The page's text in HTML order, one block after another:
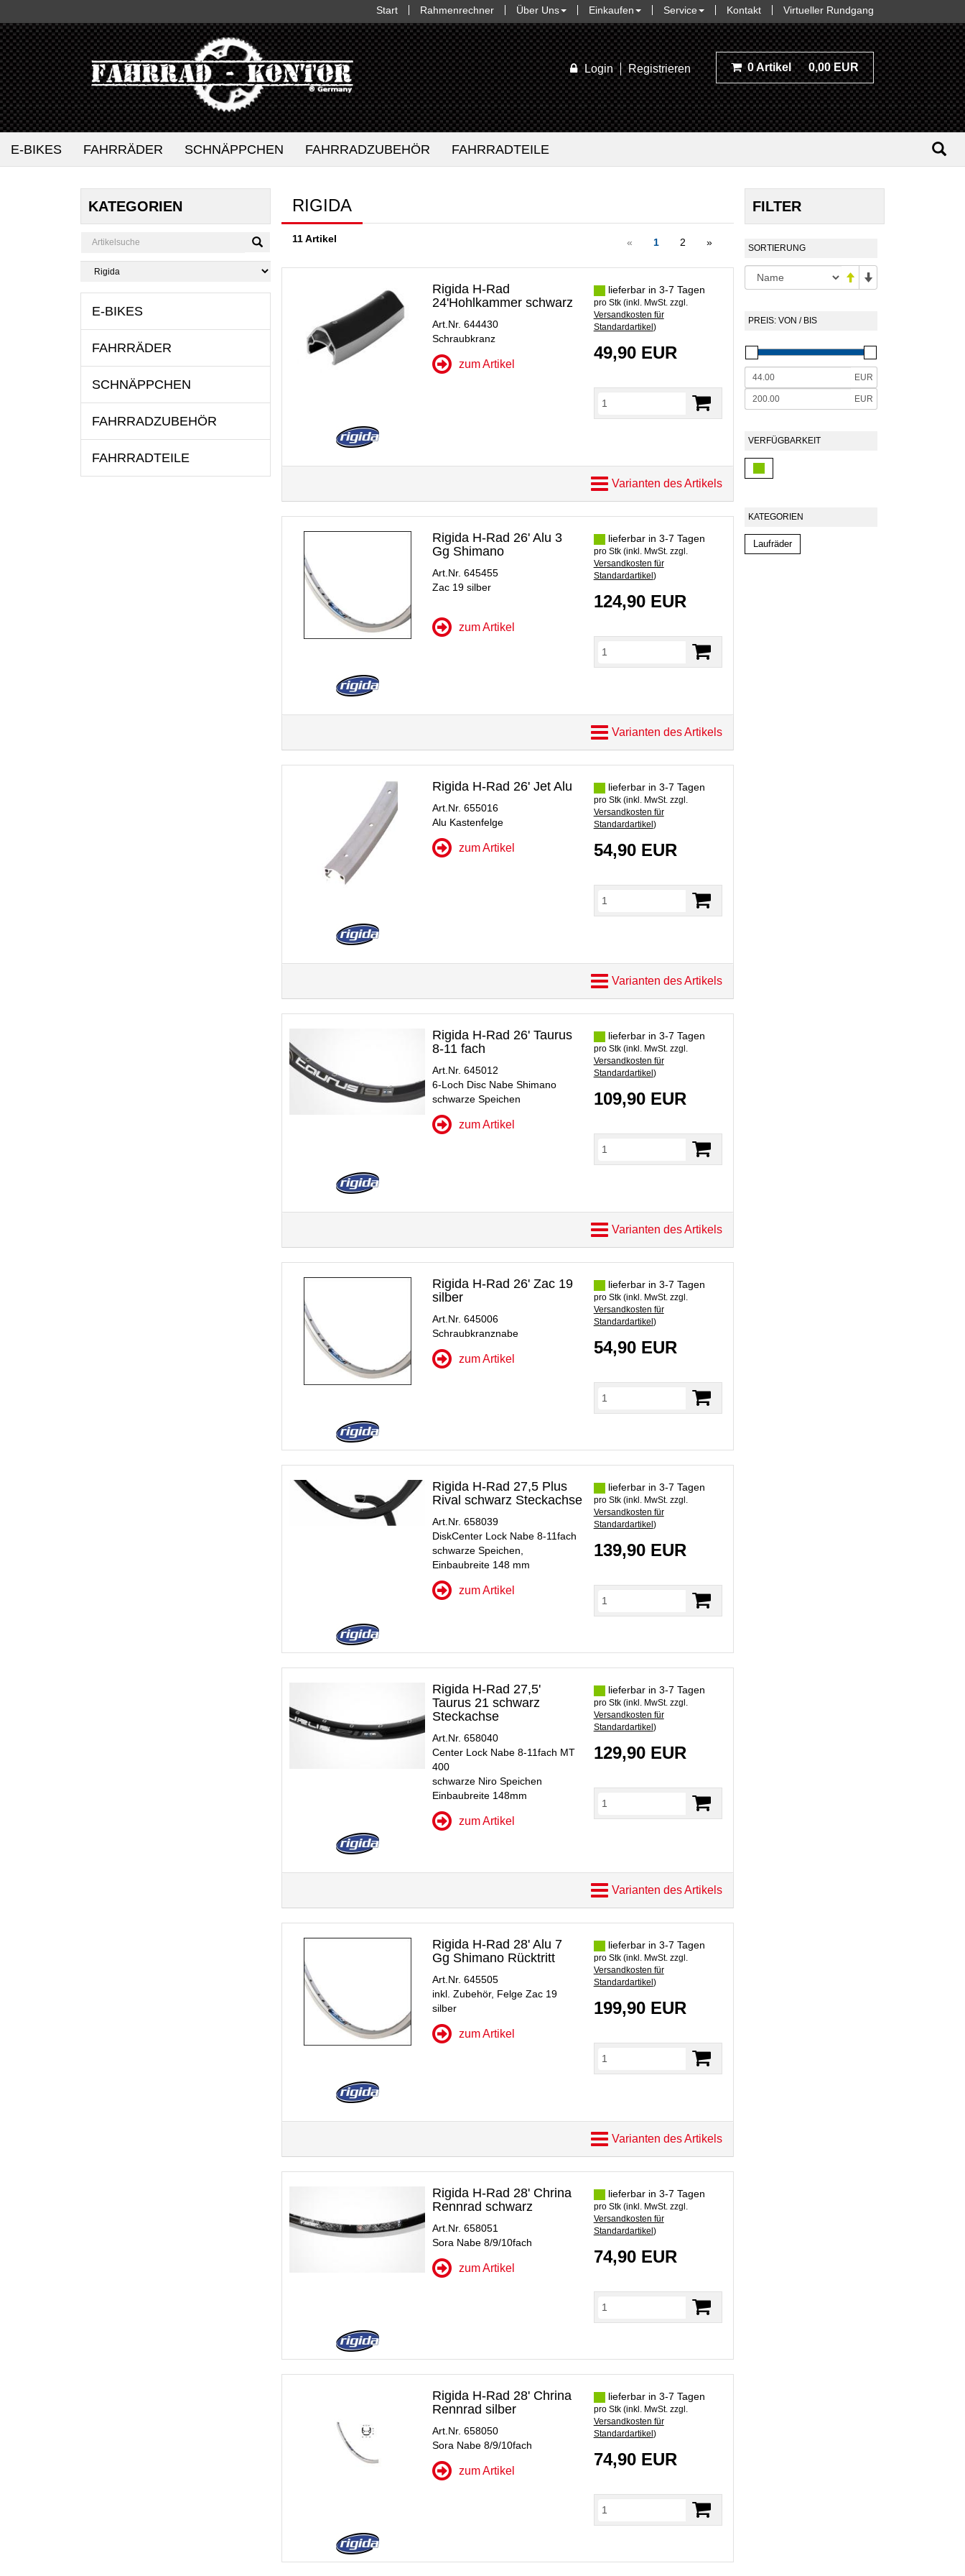
Start Rahmenrechner Über Uns Einkaufen Service Kontakt Virtueller Rundgang
Login Registrieren 0 Artikel 0,00 EUR
E-BIKES FAHRRÄDER SCHNÄPPCHEN FAHRRADZUBEHÖR FAHRRADTEILE
KATEGORIEN
E-BIKES
FAHRRÄDER
SCHNÄPPCHEN
FAHRRADZUBEHÖR
FAHRRADTEILE
FILTER
SORTIERUNG
PREIS: VON / BIS
EUR
EUR
VERFÜGBARKEIT
KATEGORIEN
Laufräder
RIGIDA
« 1 2 »
11 Artikel
Rigida H-Rad
24'Hohlkammer schwarz
Art.Nr. 644430
Schraubkranz
zum Artikel
lieferbar in 3-7 Tagen
pro Stk (inkl. MwSt. zzgl.
Versandkosten für
Standardartikel )
49,90 EUR
Varianten des Artikels
Rigida H-Rad 26' Alu 3
Gg Shimano
Art.Nr. 645455
Zac 19 silber
zum Artikel
lieferbar in 3-7 Tagen
pro Stk (inkl. MwSt. zzgl.
Versandkosten für
Standardartikel )
124,90 EUR
Varianten des Artikels
Rigida H-Rad 26' Jet Alu
Art.Nr. 655016
Alu Kastenfelge
zum Artikel
lieferbar in 3-7 Tagen
pro Stk (inkl. MwSt. zzgl.
Versandkosten für
Standardartikel )
54,90 EUR
Varianten des Artikels
Rigida H-Rad 26' Taurus
8-11 fach
Art.Nr. 645012
6-Loch Disc Nabe Shimano
schwarze Speichen
zum Artikel
lieferbar in 3-7 Tagen
pro Stk (inkl. MwSt. zzgl.
Versandkosten für
Standardartikel )
109,90 EUR
Varianten des Artikels
Rigida H-Rad 26' Zac 19
silber
Art.Nr. 645006
Schraubkranznabe
zum Artikel
lieferbar in 3-7 Tagen
pro Stk (inkl. MwSt. zzgl.
Versandkosten für
Standardartikel )
54,90 EUR
Rigida H-Rad 27,5 Plus
Rival schwarz Steckachse
Art.Nr. 658039
DiskCenter Lock Nabe 8-11fach
schwarze Speichen,
Einbaubreite 148 mm
zum Artikel
lieferbar in 3-7 Tagen
pro Stk (inkl. MwSt. zzgl.
Versandkosten für
Standardartikel )
139,90 EUR
Rigida H-Rad 27,5'
Taurus 21 schwarz
Steckachse
Art.Nr. 658040
Center Lock Nabe 8-11fach MT
400
schwarze Niro Speichen
Einbaubreite 148mm
zum Artikel
lieferbar in 3-7 Tagen
pro Stk (inkl. MwSt. zzgl.
Versandkosten für
Standardartikel )
129,90 EUR
Varianten des Artikels
Rigida H-Rad 28' Alu 7
Gg Shimano Rücktritt
Art.Nr. 645505
inkl. Zubehör, Felge Zac 19
silber
zum Artikel
lieferbar in 3-7 Tagen
pro Stk (inkl. MwSt. zzgl.
Versandkosten für
Standardartikel )
199,90 EUR
Varianten des Artikels
Rigida H-Rad 28' Chrina
Rennrad schwarz
Art.Nr. 658051
Sora Nabe 8/9/10fach
zum Artikel
lieferbar in 3-7 Tagen
pro Stk (inkl. MwSt. zzgl.
Versandkosten für
Standardartikel )
74,90 EUR
Rigida H-Rad 28' Chrina
Rennrad silber
Art.Nr. 658050
Sora Nabe 8/9/10fach
zum Artikel
lieferbar in 3-7 Tagen
pro Stk (inkl. MwSt. zzgl.
Versandkosten für
Standardartikel )
74,90 EUR